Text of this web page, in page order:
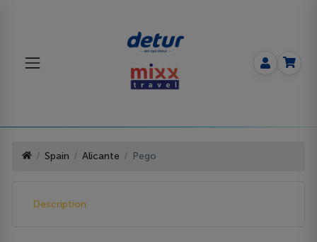
Spain Alicante Pego
Description